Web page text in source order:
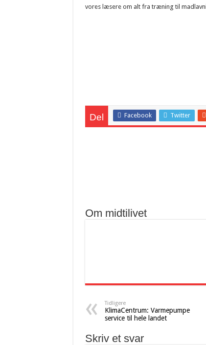
vores læsere om alt fra træning til
Del Facebook Twitter
Om midtilivet
Tidligere
KlimaCentrum: Varmepumpe
service til hele landet
Skriv et svar